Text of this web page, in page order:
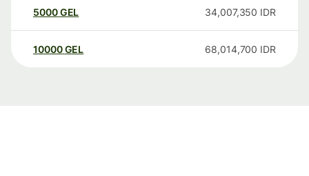
5000GEL 34,007,350 IDR
10000 GEL 68,014,700 IDR